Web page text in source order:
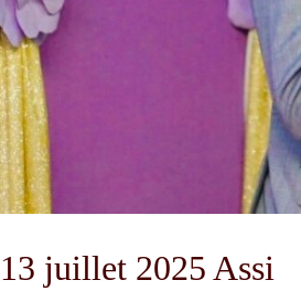
juillet 2025 Assi